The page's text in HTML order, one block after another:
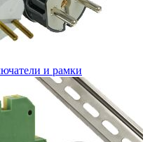
и рамки